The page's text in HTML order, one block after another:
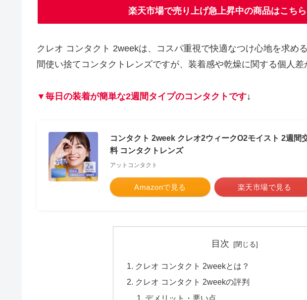
楽天市場で売り上げ急上昇中の商品はこち
クレオ コンタクト 2weekは、コスパ重視で快適なつけ心地を求め
間使い捨てコンタクトレンズですが、装着感や乾燥に関する個人差
▼毎日の装着が簡単な2週間タイプのコンタクトです↓
コンタクト 2week クレオ2ウィークO2モイスト 2週間
料 コンタクトレンズ
アットコンタクト
Amazonで見る 楽天市場で見る
目次
クレオ コンタクト 2weekとは？
クレオ コンタクト 2weekの評判
デメリット・悪い点